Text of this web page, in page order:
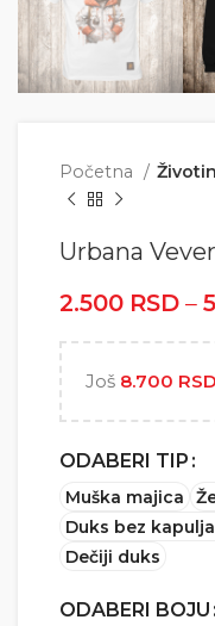
Početna
Urbana
2.500 RSD –
Još 8.700 RSD
ODABERI TIP
Muška majica
Duks bez
Dečiji duks
ODABERI BOJU